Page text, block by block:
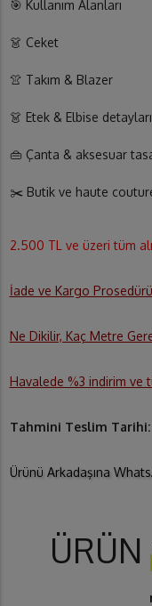
🎯 Kullanım Alanları
👗 Ceket
👚 Takım & Blazer
👗 Etek & Elbise detayları
👜 Çanta & aksesuar
✂️ Butik ve haute
2.500 TL ve üzeri tüm
İade ve Kargo Prosedürü
Ne Dikilir, Kaç Metre
Havalede %3 indirim ve
Tahmini Teslim Tarihi:
Ürünü Arkadaşına
ÜRÜN